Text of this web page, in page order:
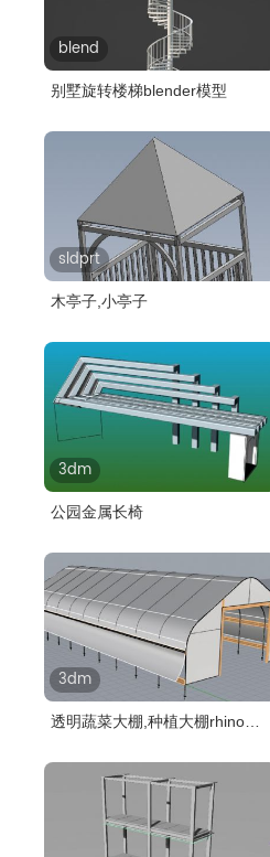
blend
别墅旋转楼梯blender模型
sldprt
木亭子,小亭子
3dm
公园金属长椅
3dm
透明蔬菜大棚,种植大棚rhino模